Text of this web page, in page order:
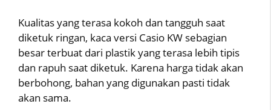
Kualitas yang terasa kokoh dan tangguh saat
diketuk ringan, kaca versi Casio KW sebagian
besar terbuat dari plastik yang terasa lebih tipis
dan rapuh saat diketuk. Karena harga tidak akan
berbohong, bahan yang digunakan pasti tidak
akan sama.